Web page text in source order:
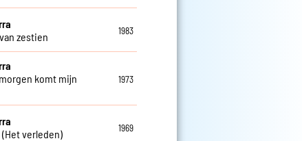
zestien
1983
komt mijn
1973
(Het verleden)
1969